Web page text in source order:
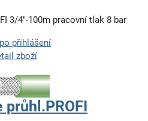
3/4"-100m pracovní tlak 8 bar
přihlášení
zboží
průhl.PROFI